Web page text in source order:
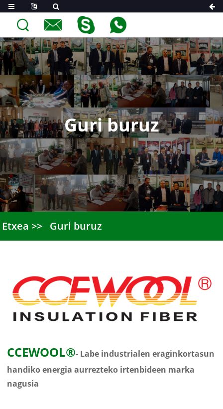
Guri buruz
Etxea Guri buruz
CCEWOOL®- Labe industrialen eraginkortasun
handiko energia aurrezteko irtenbideen marka
nagusia